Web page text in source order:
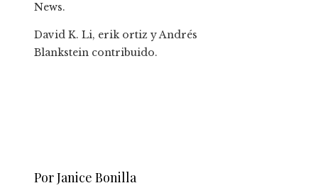
News.
David K. Li, erik ortiz yAndrés
Blankstein contribuido.
Por Janice Bonilla